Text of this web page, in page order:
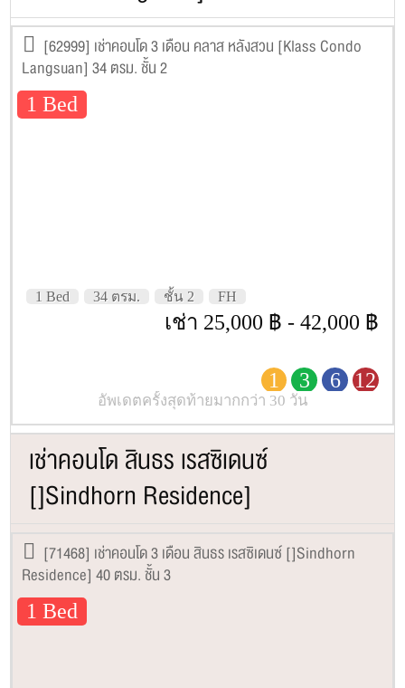
[62999] เช่าคอนโด 3 เดือน คลาส หลังสวน [Klass Condo
Langsuan] 34 ตรม. ชั้น 2
1 Bed
1 Bed 34 ตรม. ชั้น 2 FH
เช่า 25,000 ฿ - 42,000 ฿
1 3 6 12
อัพเดตครั้งสุดท้ายมากกว่า 30 วัน
เช่าคอนโด สินธร เรสซิเดนซ์
[]Sindhorn Residence]
[71468] เช่าคอนโด 3 เดือน สินธร เรสซิเดนซ์ []Sindhorn
Residence] 40 ตรม. ชั้น 3
1 Bed